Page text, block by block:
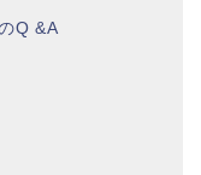
Q &A